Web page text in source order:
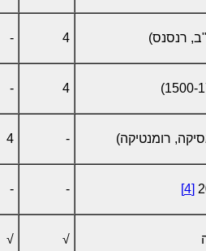
רנסנס) 4
-
4
-
רומנטיקה) -
4
[4]
-
-
√
√